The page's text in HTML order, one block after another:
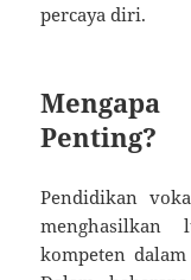
percaya diri.
Penting?
Pendidikan
kompeten